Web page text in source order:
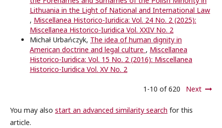
Lithuania in the Light of National and International Law
, Miscellanea Historico-Iuridica: Vol. 24 No. 2 (2025):
Miscellanea Historico-Iuridica Vol. XXIV No. 2
Michał Urbańczyk, The idea of human dignity in
American doctrine and legal culture , Miscellanea
Historico-Iuridica: Vol. 15 No. 2 (2016): Miscellanea
Historico-Iuridica Vol. XV No. 2
1-10 of 620 Next
You may also start an advanced similarity search for this
article.